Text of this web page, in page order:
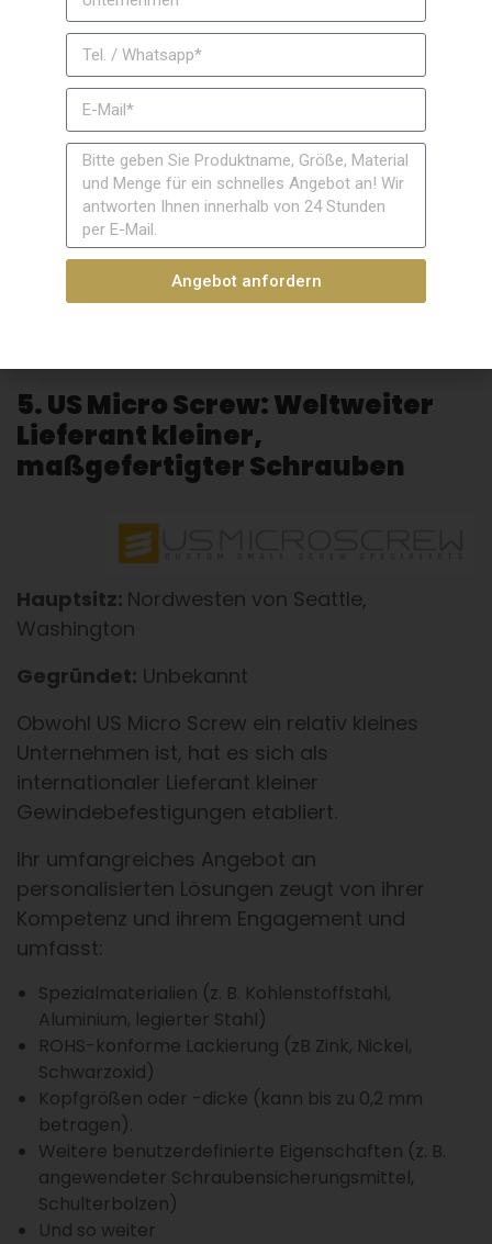
des Unternehmens zeigt, die auf
Vertrauensbildung und einen freundlichen,
fürsorglichen Umgang abzielen.
Sie sind außerdem auf die Bereitstellung
hochwertiger, individuell anpassbarer
Verbindungselemente und anderer
Dienstleistungen für den Komfort ihrer Kunden
spezialisiert, wie z. B. eine
lieferantengesteuerte Lagerhaltung.
Erhalten Sie schnell ein Angebot und beziehen
5. US Micro Screw: Weltweiter
Lieferant kleiner,
maßgefertigter Schrauben
Hauptsitz: Nordwesten von Seattle,
Washington
Gegründet: Unbekannt
Obwohl US Micro Screw ein relativ kleines
Unternehmen ist, hat es sich als
internationaler Lieferant kleiner
Gewindebefestigungen etabliert.
Ihr umfangreiches Angebot an
personalisierten Lösungen zeugt von ihrer
Kompetenz und ihrem Engagement und
umfasst:
Spezialmaterialien (z. B. Kohlenstoffstahl,
Aluminium, legierter Stahl)
ROHS-konforme Lackierung (zB Zink, Nickel,
Schwarzoxid)
Kopfgrößen oder -dicke (kann bis zu 0,2 mm
betragen).
Weitere benutzerdefinierte Eigenschaften (z. B.
angewendeter Schraubensicherungsmittel,
Schulterbolzen)
Und so weiter
Angebot anfordern